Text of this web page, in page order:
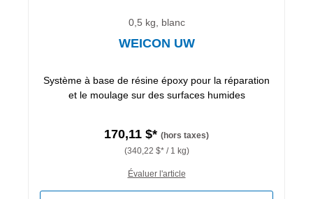
0,5 kg, blanc
WEICON UW
Système à base de résine époxy pour la réparation
et le moulage sur des surfaces humides
170,11 $* (hors taxes)
(340,22 $* / 1 kg)
Évaluer l'article